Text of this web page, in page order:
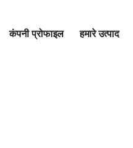
कंपनी प्रोफाइल हमारे उत्पाद